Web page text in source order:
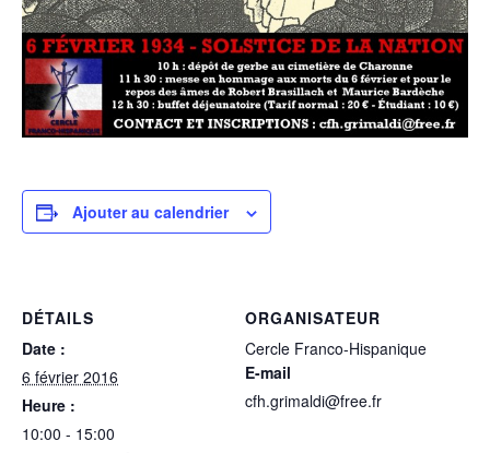
Ajouter au calendrier
DÉTAILS
Date :
6 février 2016
Heure :
10:00 - 15:00
ORGANISATEUR
Cercle Franco-Hispanique
E-mail
cfh.grimaldi@free.fr